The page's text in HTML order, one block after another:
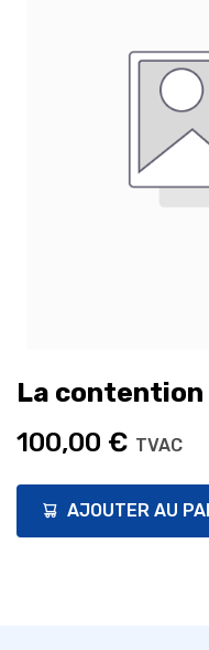
La
100,00 € TVAC
AJOUTER AU